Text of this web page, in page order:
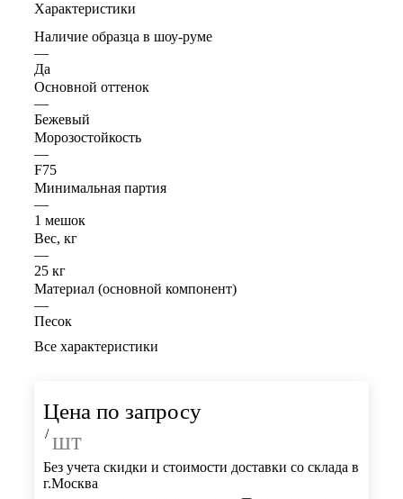
Характеристики
Наличие образца в шоу-руме
—
Да
Основной оттенок
—
Бежевый
Морозостойкость
—
F75
Минимальная партия
—
1 мешок
Вес, кг
—
25 кг
Материал (основной компонент)
—
Песок
Все характеристики
Цена по запросу
/ шт
Без учета скидки и стоимости доставки со склада в
г.Москва